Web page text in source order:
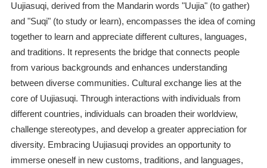
Uujiasuqi, derived from the Mandarin words "Uujia" (to gather)
and "Suqi" (to study or learn), encompasses the idea of coming
together to learn and appreciate different cultures, languages,
and traditions. It represents the bridge that connects people
from various backgrounds and enhances understanding
between diverse communities. Cultural exchange lies at the
core of Uujiasuqi. Through interactions with individuals from
different countries, individuals can broaden their worldview,
challenge stereotypes, and develop a greater appreciation for
diversity. Embracing Uujiasuqi provides an opportunity to
immerse oneself in new customs, traditions, and languages,